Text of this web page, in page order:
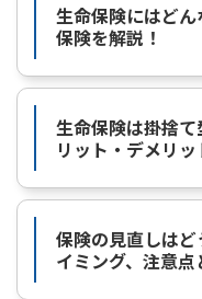
生命保険にはど
保険を解説！
生命保険は掛捨
リット・デメリッ
保険の見直しは
イミング、注意点